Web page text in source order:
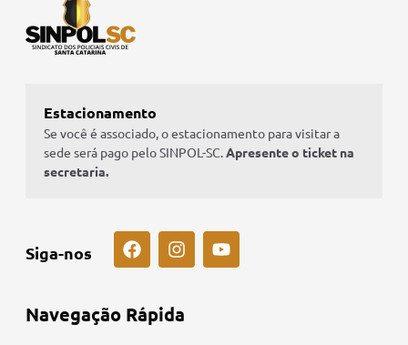
Estacionamento
Se você é associado, o estacionamento para visitar a
sede será pago pelo SINPOL-SC.Apresente o ticket na
secretaria.
Siga-nos
Navegação Rápida